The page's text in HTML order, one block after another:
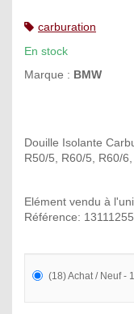
carburation
En stock
Marque : BMW
Douille Isolante
R50/5, R60/5, R60/
Elément vendu à
Référence:
(18) Achat / Neuf -